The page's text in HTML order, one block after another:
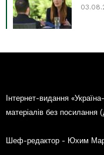
Інтернет-видання
матеріалів без посилання
Шеф-редактор - Юхим